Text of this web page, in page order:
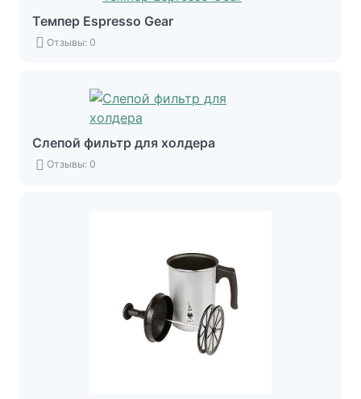
Темпер Espresso Gear
Отзывы: 0
Слепой фильтр для холдера
Отзывы: 0